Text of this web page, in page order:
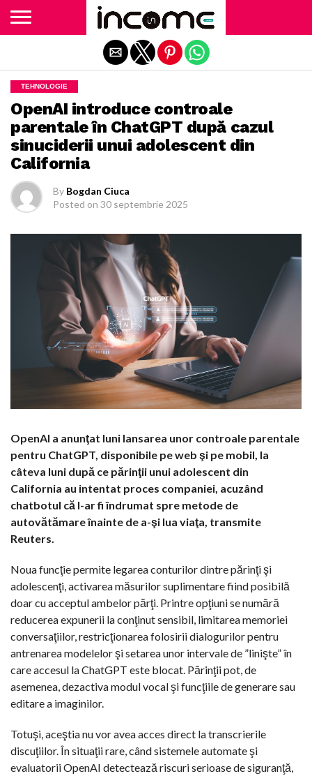
TEHNOLOGIE
OpenAI introduce controale
parentale în ChatGPT după cazul
sinuciderii unui adolescent din
California
By Bogdan Ciuca
Posted on 30 septembrie 2025
OpenAI a anunţat luni lansarea unor controale parentale
pentru ChatGPT, disponibile pe web şi pe mobil, la
câteva luni după ce părinţii unui adolescent din
California au intentat proces companiei, acuzând
chatbotul că l-ar fi îndrumat spre metode de
autovătămare înainte de a-şi lua viaţa, transmite
Reuters.
Noua funcţie permite legarea conturilor dintre părinţi şi
adolescenţi, activarea măsurilor suplimentare fiind posibilă
doar cu acceptul ambelor părţi. Printre opţiuni se numără
reducerea expunerii la conţinut sensibil, limitarea memoriei
conversaţiilor, restricţionarea folosirii dialogurilor pentru
antrenarea modelelor şi setarea unor intervale de ”linişte” în
care accesul la ChatGPT este blocat. Părinţii pot, de
asemenea, dezactiva modul vocal şi funcţiile de generare sau
editare a imaginilor.
Totuşi, aceştia nu vor avea acces direct la transcrierile
discuţiilor. În situaţii rare, când sistemele automate şi
evaluatorii OpenAI detectează riscuri serioase de siguranţă,
Exit mobile version